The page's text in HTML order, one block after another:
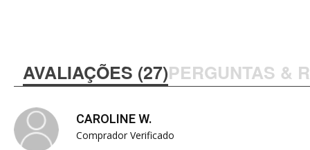
AVALIAÇÕES (27)PERGUNTAS &
CAROLINE W.
Comprador Verificado